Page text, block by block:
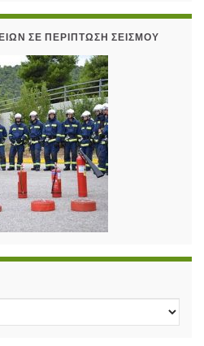
ΣΕ ΠΕΡΊΠΤΩΣΗ ΣΕΙΣΜΟΎ